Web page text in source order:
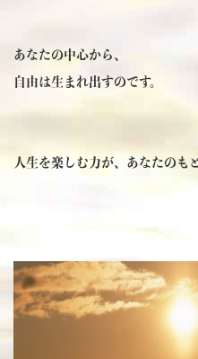
あなたの中心から、
自由は生まれ出すのです。
人生を楽しむ力が、あなたのも